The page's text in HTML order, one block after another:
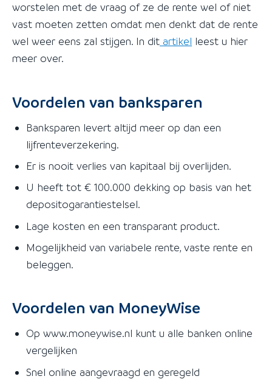
worstelen met de vraag of ze de rente wel of niet
vast moeten zetten omdat men denkt dat de rente
wel weer eens zal stijgen. In dit artikel leest u hier
meer over.
Voordelen van banksparen
Banksparen levert altijd meer op dan een
lijfrenteverzekering.
Er is nooit verlies van kapitaal bij overlijden.
U heeft tot € 100.000 dekking op basis van het
depositogarantiestelsel.
Lage kosten en een transparant product.
Mogelijkheid van variabele rente, vaste rente en
beleggen.
Voordelen van MoneyWise
Op www.moneywise.nl kunt u alle banken online
vergelijken
Snel online aangevraagd en geregeld